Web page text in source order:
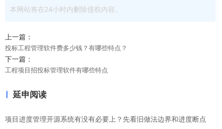
本网站将在24小时内删除侵权内容。
上一篇：
投标工程管理软件费多少钱？有哪些特点？
下一篇：
工程项目招投标管理软件有哪些特点
延申阅读
项目进度管理开源系统有没有必要上？先看旧做法边界和进度断点